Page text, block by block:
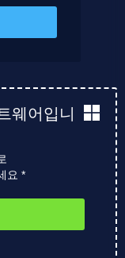
웨어입니
요 *